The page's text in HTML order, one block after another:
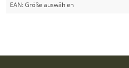
EAN:Größe auswählen